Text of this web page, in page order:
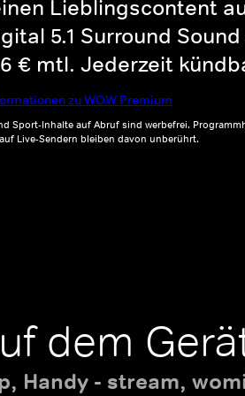
Lieblingscontent
5.1 Surround
€ mtl. Jederzeit
zu WOW Premium
Sport-Inhalte auf Abruf sind werbefrei.
Live-Sendern bleiben davon unberührt.
dem
Handy - stream,